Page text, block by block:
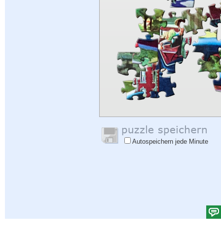
Autospeichern jede Minute